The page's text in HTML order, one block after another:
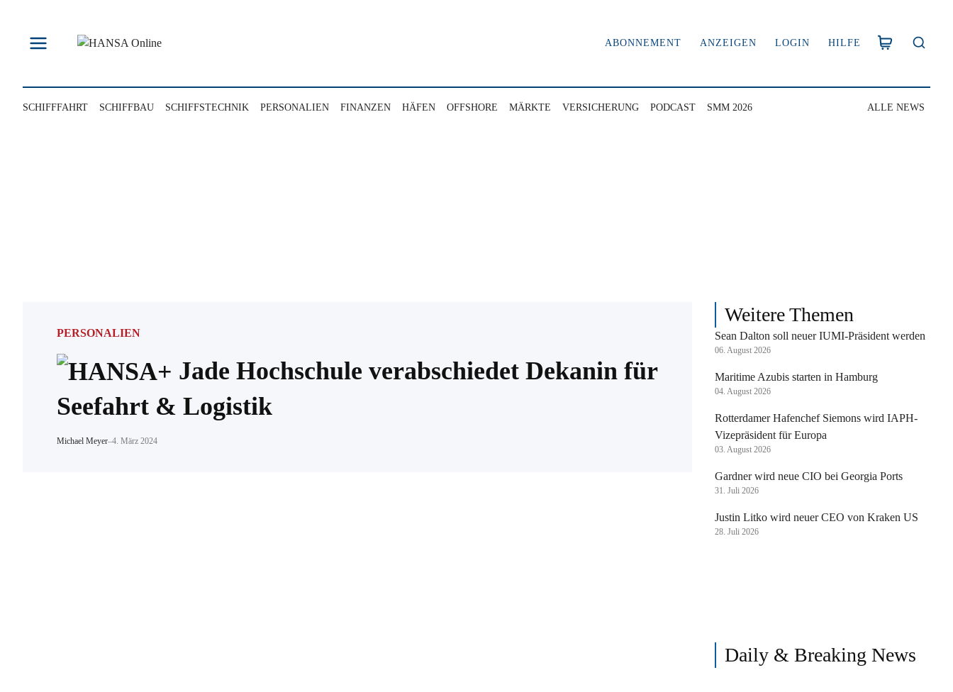
springen
ABONNEMENT ANZEIGEN LOGIN HILFE
SCHIFFFAHRT SCHIFFBAU SCHIFFSTECHNIK PERSONALIEN FINANZEN HÄFEN OFFSHORE MÄRKTE VERSICHERUNG PODCAST SMM 2026 ALLE NEWS
PERSONALIEN
Jade Hochschule verabschiedet Dekanin für
Seefahrt & Logistik
Michael Meyer–4. März 2024
Weitere Themen
Sean Dalton soll neuer IUMI-Präsident werden
06. August 2026
Maritime Azubis starten in Hamburg
04. August 2026
Rotterdamer Hafenchef Siemons wird IAPH-
Vizepräsident für Europa
03. August 2026
Gardner wird neue CIO bei Georgia Ports
31. Juli 2026
Justin Litko wird neuer CEO von Kraken US
28. Juli 2026
Daily & Breaking News